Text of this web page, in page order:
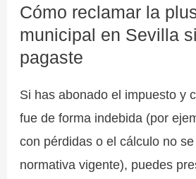
Cómo reclamar la
municipal en Sevilla
pagaste
Si has abonado el impuesto y
fue de forma indebida (por
con pérdidas o el cálculo no
normativa vigente), puedes